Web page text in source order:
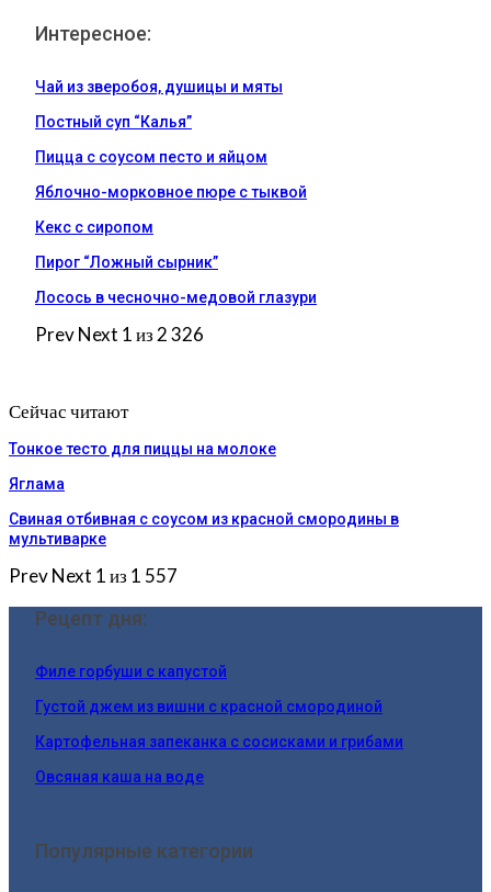
Интересное:
Чай из зверобоя, душицы и мяты
Постный суп “Калья”
Пицца с соусом песто и яйцом
Яблочно-морковное пюре с тыквой
Кекс с сиропом
Пирог “Ложный сырник”
Лосось в чесночно-медовой глазури
PrevNext 1 из 2 326
Сейчас читают
Тонкое тесто для пиццы на молоке
Яглама
Свиная отбивная с соусом из красной смородины в
мультиварке
PrevNext 1 из 1 557
Рецепт дня:
Филе горбуши с капустой
Густой джем из вишни с красной смородиной
Картофельная запеканка с сосисками и грибами
Овсяная каша на воде
Популярные категории